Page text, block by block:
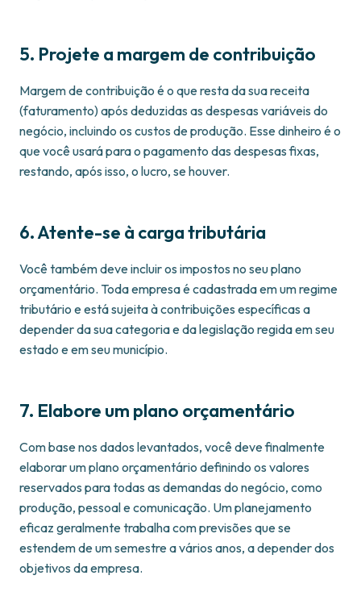
5. Projete a margem de contribuição
Margem de contribuição é o que resta da sua receita
(faturamento) após deduzidas as despesas variáveis do
negócio, incluindo os custos de produção. Esse dinheiro é o
que você usará para o pagamento das despesas fixas,
restando, após isso, o lucro, se houver.
6. Atente-se à carga tributária
Você também deve incluir os impostos no seu plano
orçamentário. Toda empresa é cadastrada em um regime
tributário e está sujeita à contribuições específicas a
depender da sua categoria e da legislação regida em seu
estado e em seu município.
7. Elabore um plano orçamentário
Com base nos dados levantados, você deve finalmente
elaborar um plano orçamentário definindo os valores
reservados para todas as demandas do negócio, como
produção, pessoal e comunicação. Um planejamento
eficaz geralmente trabalha com previsões que se
estendem de um semestre a vários anos, a depender dos
objetivos da empresa.